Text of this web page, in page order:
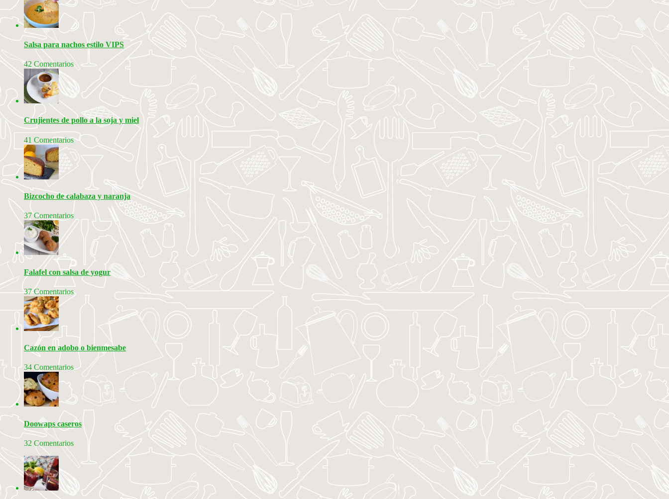
Salsa para nachos estilo VIPS
42 Comentarios
Crujientes de pollo a la soja y miel
41 Comentarios
Bizcocho de calabaza y naranja
37 Comentarios
Falafel con salsa de yogur
37 Comentarios
Cazón en adobo o bienmesabe
34 Comentarios
Doowaps caseros
32 Comentarios